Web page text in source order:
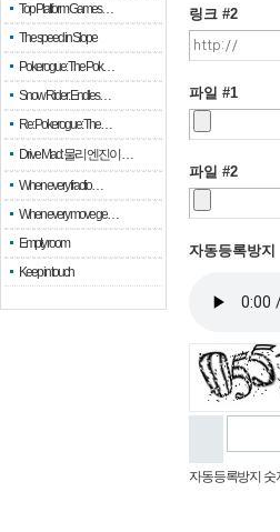
Top Platform Games…
The speed in Slope
Pokerogue: The Pok…
Snow Rider: Endles…
Re: Pokerogue: The…
Drive Mad: 물리 엔진이 …
When every fractio…
When every move ge…
Empty room
Keep in touch
링크 #2
파일 #1
파일 #2
자동등록방지
자동등록방지 숫